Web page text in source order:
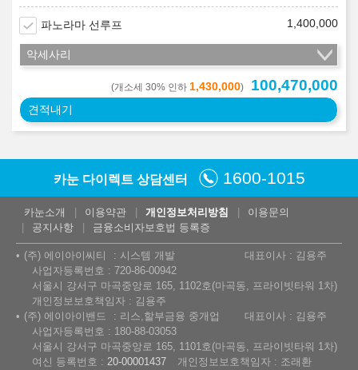
파노라마 선루프 1,400,000
악세사리
(개소세 30% 인하 1,430,000) 100,470,000
견적내기
카눈 다이렉트 상담센터 1600-1015
카눈소개 이용약관 개인정보처리방침
이용문의
공지사항
금융소비자보호법 등록증
(주) 에이아이씨티 시스템 개발
대표이사 : 김용주
사업자등록번호 : 720-86-00942
서울시 강서구 마곡중앙로 165, 1102호(마곡동, 프라이빗타워 1차)
개인정보보호책임자 : 김용주
(주) 에이아이밴드
리스,할부금융 중개업
대표이사 : 김용주
사업자등록번호 : 180-88-03053
서울시 강서구 마곡중앙로 165, 1101호(마곡동, 프라이빗타워 1차)
여신 등록번호 : 20-00001437 개인정보보호책임자 : 조래환